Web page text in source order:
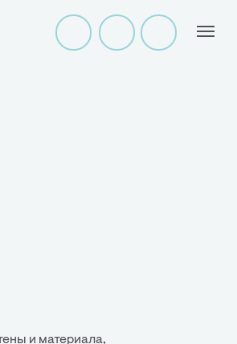
и материала,